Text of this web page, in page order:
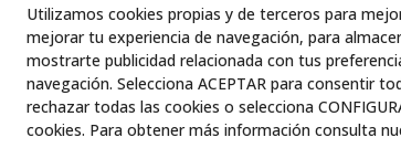
©
Utilizamos cookies propias y de terceros para
mejorar tu experiencia de navegación, para
mostrarte publicidad relacionada con tus
navegación. Selecciona ACEPTAR para consentir
rechazar todas las cookies o selecciona
cookies. Para obtener más información consulta